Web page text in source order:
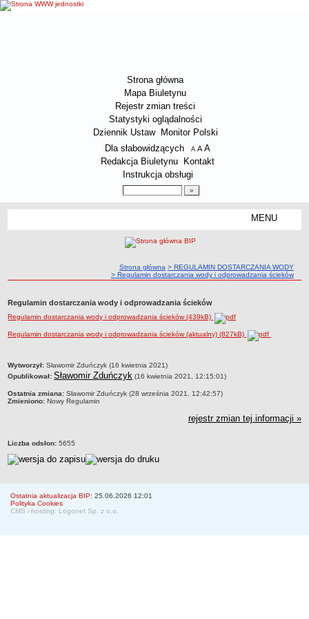
Strona główna
Mapa Biuletynu
Rejestr zmian treści
Statystyki oglądalności
Dziennik Ustaw
Monitor Polski
Menu dodatkowe
Dla słabowidzących A pomniejsz czcionkę
A standardowy rozmiar czcionki
A
Redakcja Biuletynu
Kontakt
Instrukcja obsługi
MENU
Załatwianie spraw przez interesantów
Zakres działalności Spółki
Historia Spółki
Władze Spółki
Schemat organizacyjny
Wieloletni plan rozwoju
Publiczny konkurs na funkcje członków Zarządu
Laboratorium akredytowane
Bilans Spółki
Rachunek Zysków i Strat
ścieżka nawigacji
Strona główna > REGULAMIN DOSTARCZANIA WODY
> Regulamin dostarczania wody i odprowadzania ścieków
Regulamin dostarczania wody i odprowadzania ścieków
Regulamin dostarczania wody i odprowadzania ścieków (439kB)
Regulamin dostarczania wody i odprowadzania ścieków (aktualny) (827kB)
metryczka
Wytworzył: Sławomir Zduńczyk (16 kwietnia 2021)
Opublikował: Sławomir Zduńczyk (16 kwietnia 2021, 12:15:01)
Ostatnia zmiana: Sławomir Zduńczyk (28 września 2021, 12:42:57)
Zmieniono: Nowy Regulamin
rejestr zmian tej informacji »
Liczba odsłon: 5655
Ostatnia aktualizacja BIP: 25.06.2026 12:01
Polityka Cookies
CMS i hosting: Logonet Sp. z o.o.